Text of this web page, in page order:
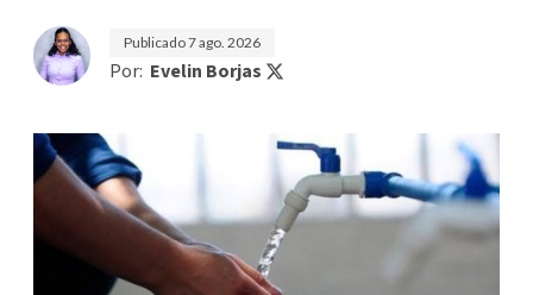
Publicado7 ago. 2026
Por: Evelin Borjas